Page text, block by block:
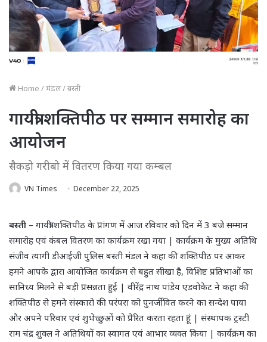
Home /मंडल/बस्ती
गायत्री शक्तिपीठ पर सम्मान समारोह का
आयोजन
सैकड़ो गरीबो में वितरण किया गया कम्बल
VN Times December 22, 2025
बस्ती – गायत्री शक्तिपीठ के प्रांगण में आज रविवार को दिन में 3 बजे सम्मान
समारोह एवं कंबल वितरण का कार्यक्रम रखा गया | कार्यक्रम के मुख्य अतिथि
संजीव त्यागी डीआईजी पुलिस बस्ती मंडल ने कहा की शक्तिपीठ पर आकर
हमने आपके द्वारा आयोजित कार्यक्रम से बहुत सीखा है, विशिष्ट प्रतिभाओं का
सानिध्य मिलने से बड़ी प्रसन्नता हुई | वीरेंद्र नाथ पांडेय एडवोकेट ने कहा की
शक्तिपीठ से हमने संस्कारो की परंपरा को पुनर्जीवित करने का सन्देश पाया
और अपने परिवार एवं शुभेच्छुओं को प्रेरित करता रहता हूं | संस्थापक ट्रस्टी
राम चंद्र शुक्ल ने अतिथियों का स्वागत एवं आभार व्यक्त किया | कार्यक्रम का